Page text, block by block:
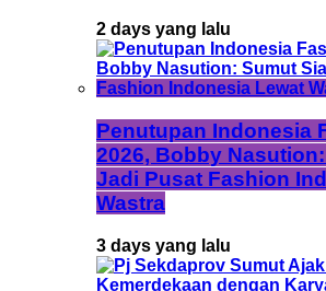
2 days yang lalu
Penutupan Indonesia
2026, Bobby
Jadi Pusat Fashion
Wastra
3 days yang lalu